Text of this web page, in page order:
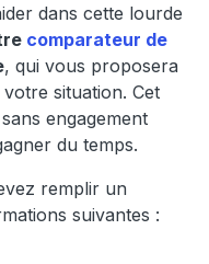
dans cette lourde
comparateur de
, qui vous proposera
situation. Cet
engagement
du temps.
remplir un
suivantes :